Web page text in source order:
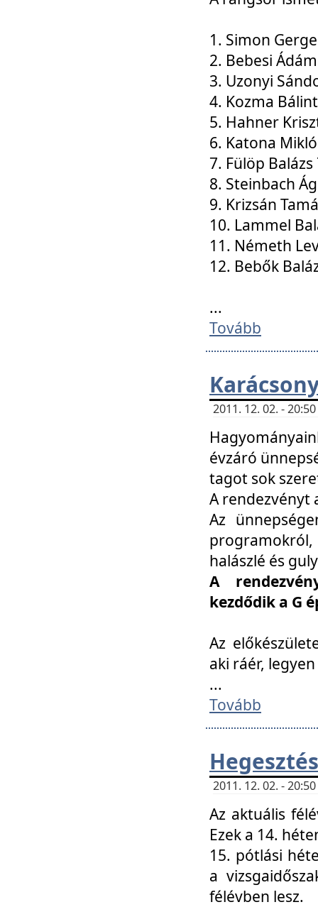
1. Simon
2. Bebesi
3. Uzonyi
4. Kozma
5. Hahner
6. Katona
7. Fülöp
8. Steinbach
9. Krizsán
10. Lammel
11. Németh
12. Bebők
...
Tovább
2011. 12. 02. -
évzáró
tagot sok
A rendezvényt
Az
halászlé és
A
kezdődik a G
Az
aki ráér,
...
Tovább
2011. 12. 02. -
Az aktuális
Ezek a 14.
15. pótlási
a
félévben lesz.